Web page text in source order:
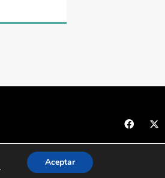
© 1997 - 2026 PRODU -
Aceptar